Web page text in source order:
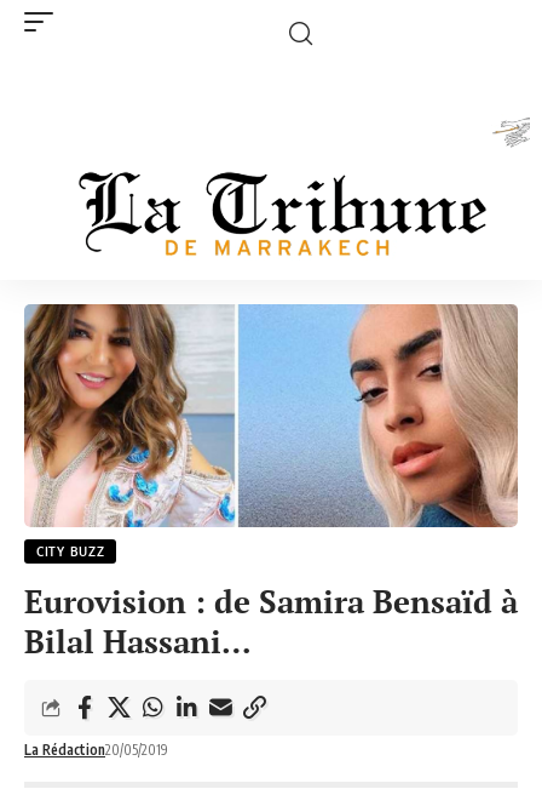
CITY BUZZ
Eurovision : de Samira Bensaïd à
Bilal Hassani…
La Rédaction20/05/2019